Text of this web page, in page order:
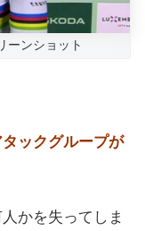
ンショット
ックグループが
かを失ってしま